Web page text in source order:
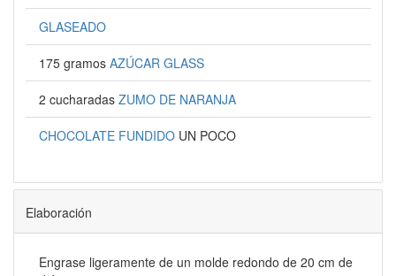
GLASEADO
175 gramos AZÚCAR GLASS
2 cucharadas ZUMO DE NARANJA
CHOCOLATE FUNDIDO UN POCO
Elaboración
Engrase ligeramente de un molde redondo de 20 cm de